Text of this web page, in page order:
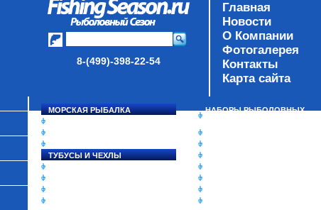
8-(499)-398-22-54
Главная
Новости
О Компании
Фотогалерея
Контакты
Карта сайта
МОРСКАЯ РЫБАЛКА
ТУБУСЫ И ЧЕХЛЫ
НАБОРЫ РЫБОЛОВНЫХ